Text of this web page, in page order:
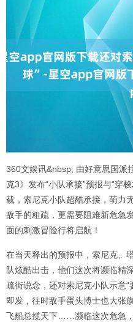
360文娱讯&nbsp; 由好意思国派
克3》发布“小队承接”预报与“穿
载，索尼克小队超酷承接，萌力
敌手的粗疏，更需要阻难新危急
面的刺激冒险行将启航！
在当天释出的预报中，索尼克、
队炫酷出击，他们这次将濒临
疏街说念，还对索尼克小队示意
即发，往时敌手蛋头博士也大张
飞船总揽天下……濒临这次危急